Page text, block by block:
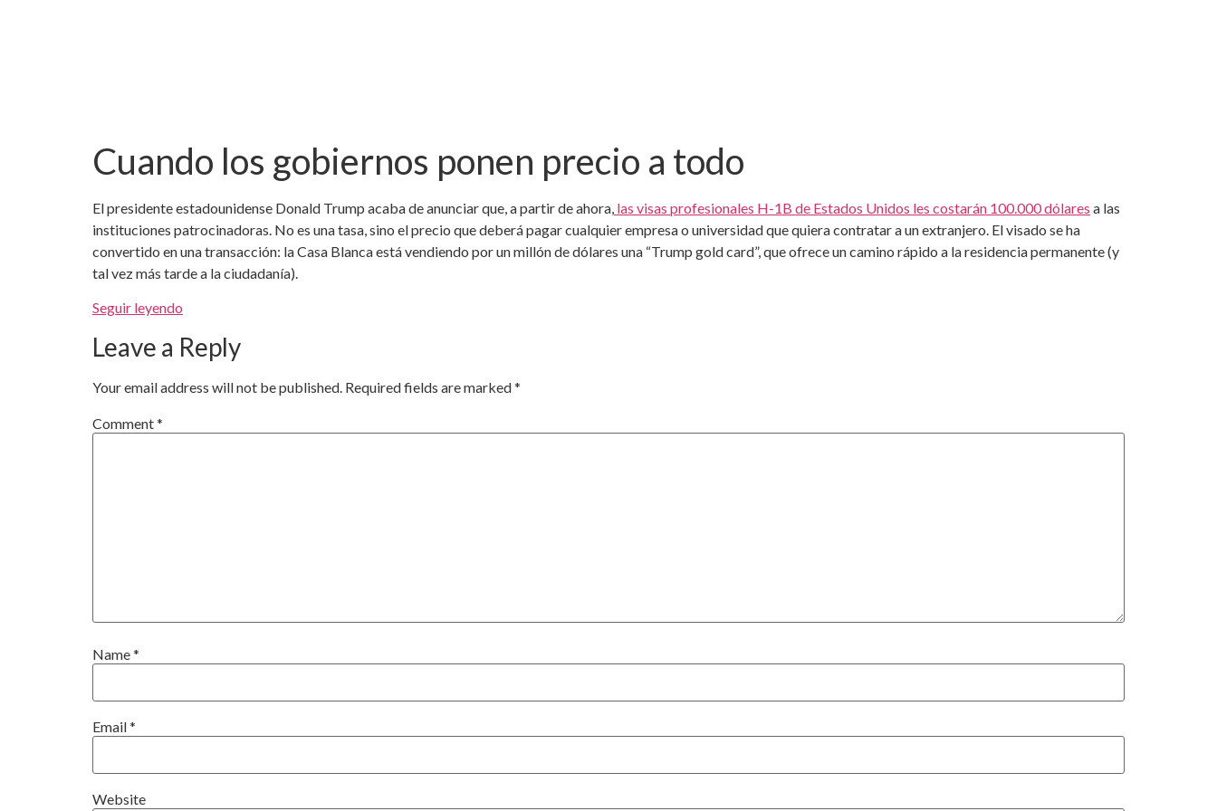
Cuando los gobiernos ponen precio a todo
El presidente estadounidense Donald Trump acaba de anunciar que, a partir de ahora, las visas profesionales H-1B de Estados Unidos les costarán 100.000 dólares a las
instituciones patrocinadoras. No es una tasa, sino el precio que deberá pagar cualquier empresa o universidad que quiera contratar a un extranjero. El visado se ha
convertido en una transacción: la Casa Blanca está vendiendo por un millón de dólares una “Trump gold card”, que ofrece un camino rápido a la residencia permanente (y
tal vez más tarde a la ciudadanía).
Seguir leyendo
Leave a Reply
Your email address will not be published. Required fields are marked*
Comment*
Name*
Email*
Website